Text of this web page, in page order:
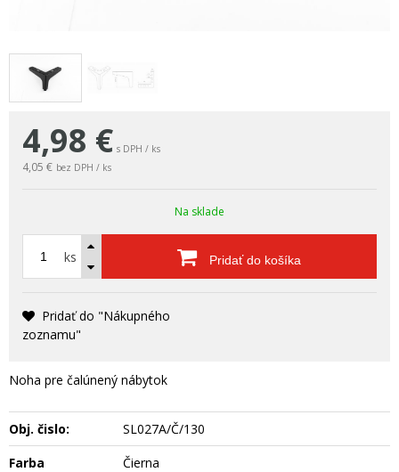
4,98 € s DPH / ks
4,05 € bez DPH / ks
Na sklade
ks Pridať do košíka
Pridať do "Nákupného
zoznamu"
Noha pre čalúnený nábytok
Obj. čislo:
SL027A/Č/130
Farba
Čierna